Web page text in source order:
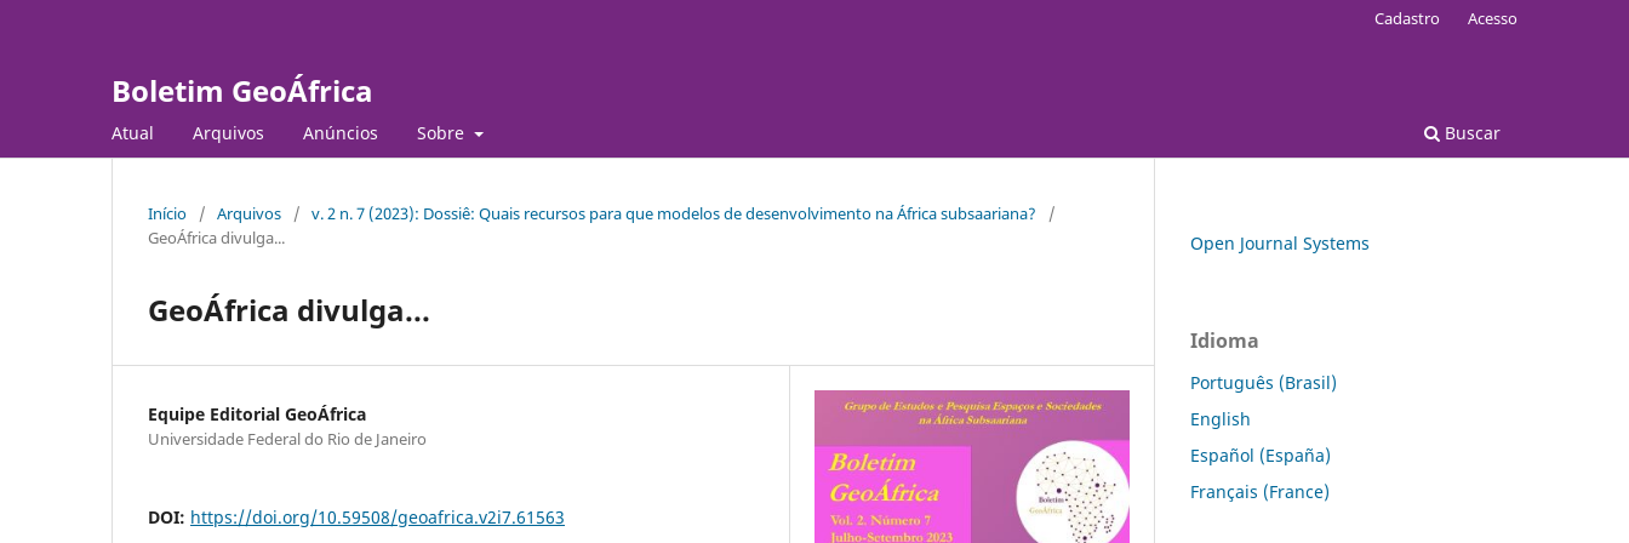
Boletim GeoÁfrica
Atual Arquivos Anúncios Sobre Buscar
Cadastro Acesso
Início / Arquivos / v. 2 n. 7 (2023): Dossiê: Quais recursos para que modelos de desenvolvimento na África subsaariana?
/
GeoÁfrica divulga...
GeoÁfrica divulga...
Equipe Editorial GeoÁfrica
Universidade Federal do Rio de Janeiro
DOI: https://doi.org/10.59508/geoafrica.v2i7.61563
Open Journal Systems
Idioma
Português (Brasil)
English
Español (España)
Français (France)